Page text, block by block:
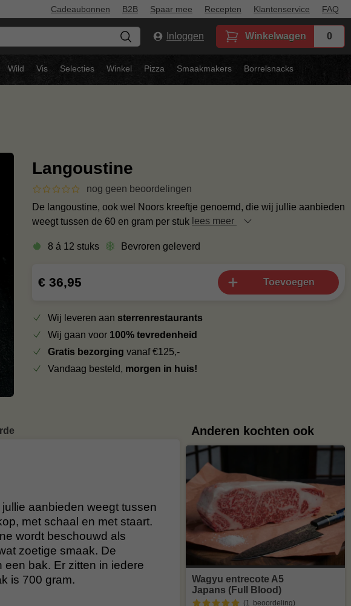
Cadeaubonnen B2B Spaar mee Recepten Klantenservice FAQ
Inloggen Winkelwagen 0
Wild Vis Selecties Winkel Pizza Smaakmakers Borrelsnacks
Langoustine
nog geen beoordelingen
De langoustine, ook wel Noors kreeftje genoemd, die wij jullie aanbieden
weegt tussen de 60 en gram per stuk lees meer
8 á 12 stuks Bevroren geleverd
€ 36,95 Toevoegen
Wij leveren aan sterrenrestaurants
Wij gaan voor 100% tevredenheid
Gratis bezorging vanaf €125,-
Vandaag besteld, morgen in huis!
aanbieden weegt tussen
met schaal en met staart.
wordt beschouwd als
zoetige smaak. De
bak. Er zitten in iedere
is 700 gram.
Anderen kochten ook
Wagyu entrecote A5
Japans (Full Blood)
(1 beoordeling)